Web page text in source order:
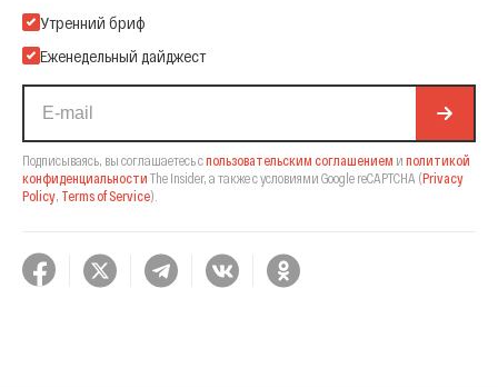
Подпишитесь на нашу Email-рассылку
Утренний бриф
Еженедельный дайджест
Подписываясь, вы соглашаетесь спользовательским соглашением и политикой
конфиденциальности The Insider, а также с условиями Google reCAPTCHA (Privacy
Policy Terms of Service).